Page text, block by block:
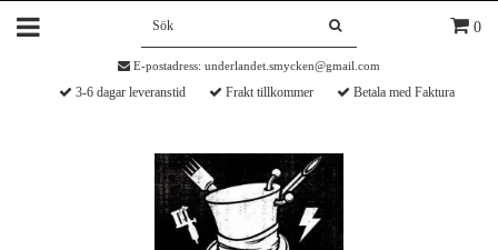
0
E-postadress: underlandet.smycken@gmail.com
3-6 dagar leveranstid Frakt tillkommer Betala med Faktura